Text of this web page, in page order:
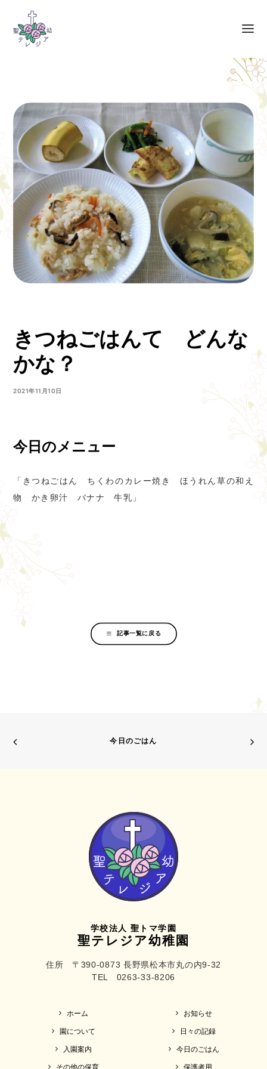
きつねごはんて どんな
かな？
2021年11月10日
今日のメニュー
「きつねごはん ちくわのカレー焼き ほうれん草の和え
物 かき卵汁 バナナ 牛乳」
記事一覧に戻る
今日のごはん
学校法人 聖トマ学園
聖テレジア幼稚園
住所 〒390-0873 長野県松本市丸の内9-32
TEL 0263-33-8206
ホーム
園について
入園案内
その他の保育
お知らせ
日々の記録
今日のごはん
保護者用